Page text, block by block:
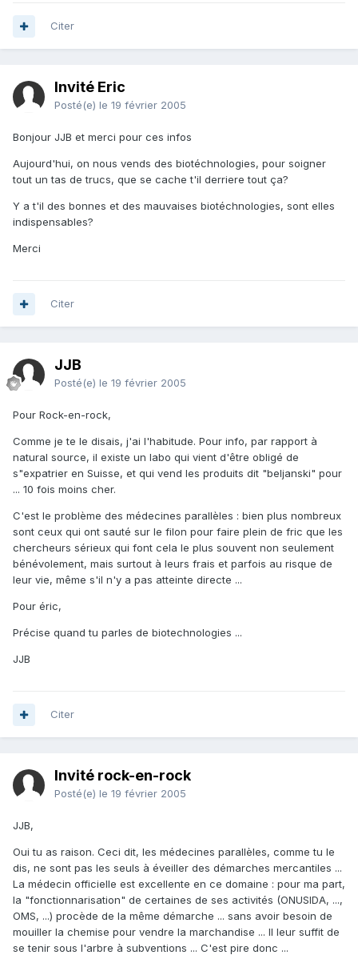
Citer
Invité Eric
Posté(e) le 19 février 2005
Bonjour JJB et merci pour ces infos
Aujourd'hui, on nous vends des biotéchnologies, pour soigner
tout un tas de trucs, que se cache t'il derriere tout ça?
Y a t'il des bonnes et des mauvaises biotéchnologies, sont elles
indispensables?
Merci
Citer
JJB
Posté(e) le 19 février 2005
Pour Rock-en-rock,
Comme je te le disais, j'ai l'habitude. Pour info, par rapport à
natural source, il existe un labo qui vient d'être obligé de
s"expatrier en Suisse, et qui vend les produits dit "beljanski" pour
... 10 fois moins cher.
C'est le problème des médecines parallèles : bien plus nombreux
sont ceux qui ont sauté sur le filon pour faire plein de fric que les
chercheurs sérieux qui font cela le plus souvent non seulement
bénévolement, mais surtout à leurs frais et parfois au risque de
leur vie, même s'il n'y a pas atteinte directe ...
Pour éric,
Précise quand tu parles de biotechnologies ...
JJB
Citer
Invité rock-en-rock
Posté(e) le 19 février 2005
JJB,
Oui tu as raison. Ceci dit, les médecines parallèles, comme tu le
dis, ne sont pas les seuls à éveiller des démarches mercantiles ...
La médecin officielle est excellente en ce domaine : pour ma part,
la "fonctionnarisation" de certaines de ses activités (ONUSIDA, ...,
OMS, ...) procède de la même démarche ... sans avoir besoin de
mouiller la chemise pour vendre la marchandise ... Il leur suffit de
se tenir sous l'arbre à subventions ... C'est pire donc ...